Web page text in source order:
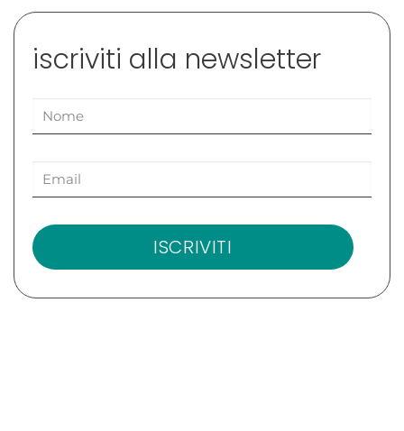
iscriviti alla newsletter
ISCRIVITI